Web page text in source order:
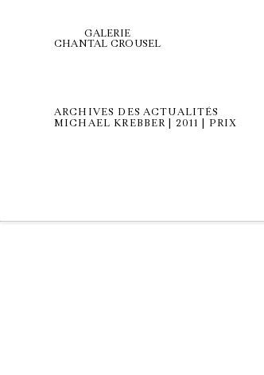
GALERIE
CHANTAL CROUSEL
ARCHIVES DES ACTUALITÉS
MICHAEL KREBBER | 2011 | PRIX